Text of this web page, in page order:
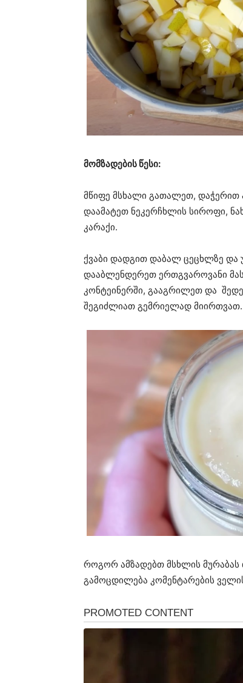
მომზადების წესი:
მწიფე მსხალი გათალეთ, დაჭერით
დაამატეთ ნეკერჩხლის სიროფი,
კარაქი.
ქვაბი დადგით დაბალ ცეცხლზე და
დააბლენდერეთ ერთგვაროვანი
კონტეინერში, გააგრილეთ და
შეგიძლიათ გემრიელად მიირთვათ.
როგორ ამზადებთ მსხლის
გამოცდილება კომენტარების